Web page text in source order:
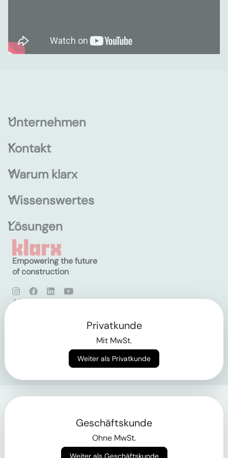
Unternehmen
Kontakt
Warum klarx
Wissenswertes
Lösungen
Empowering the future
of construction
AGB
Privatkunde
Mit MwSt.
Weiter als Privatkunde
Geschäftskunde
Ohne MwSt.
Weiter als Geschäftskunde